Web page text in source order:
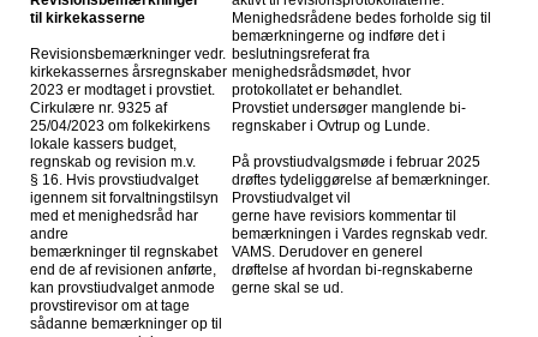
til kirkekasserne
Revisionsbemærkninger vedr.
kirkekassernes årsregnskaber
2023 er modtaget i provstiet.
Cirkulære nr. 9325 af
25/04/2023 om folkekirkens
lokale kassers budget,
regnskab og revision m.v.
§ 16. Hvis provstiudvalget
igennem sit forvaltningstilsyn
med et menighedsråd har
andre
bemærkninger til regnskabet
end de af revisionen anførte,
kan provstiudvalget anmode
provstirevisor om at tage
sådanne bemærkninger op til
Menighedsrådene bedes forholde sig til
bemærkningerne og indføre det i
beslutningsreferat fra
menighedsrådsmødet, hvor
protokollatet er behandlet.
Provstiet undersøger manglende bi-
regnskaber i Ovtrup og Lunde.
På provstiudvalgsmøde i februar 2025
drøftes tydeliggørelse af bemærkninger.
Provstiudvalget vil
gerne have revisiors kommentar til
bemærkningen i Vardes regnskab vedr.
VAMS. Derudover en generel
drøftelse af hvordan bi-regnskaberne
gerne skal se ud.